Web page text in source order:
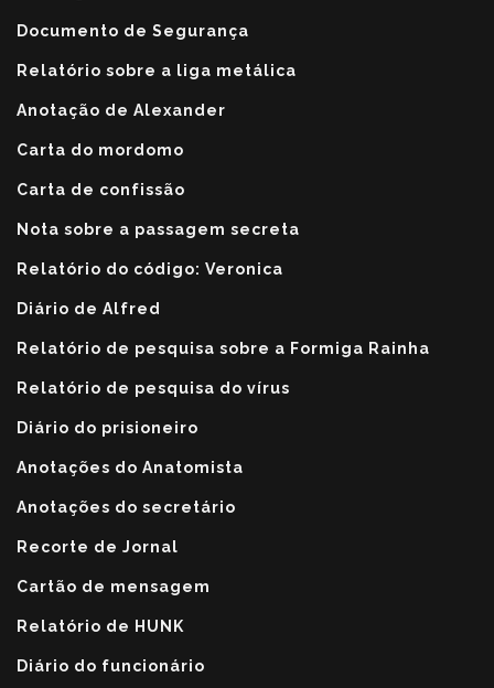
Documento de Segurança
Relatório sobre a liga metálica
Anotação de Alexander
Carta do mordomo
Carta de confissão
Nota sobre a passagem secreta
Relatório do código: Veronica
Diário de Alfred
Relatório de pesquisa sobre a Formiga Rainha
Relatório de pesquisa do vírus
Diário do prisioneiro
Anotações do Anatomista
Anotações do secretário
Recorte de Jornal
Cartão de mensagem
Relatório de HUNK
Diário do funcionário